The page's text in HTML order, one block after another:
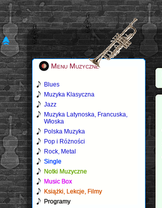
Menu Muzyczne
Blues
Muzyka Klasyczna
Jazz
Muzyka Latynoska, Francuska,
Włoska
Polska Muzyka
Pop i Różności
Rock, Metal
Single
Notki Muzyczne
Music Box
Książki, Lekcje, Filmy
Programy